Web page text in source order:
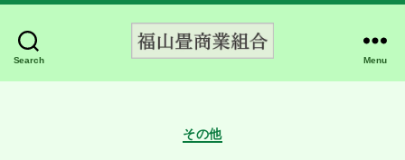
Search
商
Menu
Categories
その他